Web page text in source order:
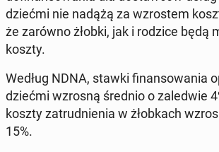
dziećmi nie nadążą za wzro­stem
że zarówno żłobki, jak i rodzice będą
koszty.
Według NDNA, stawki fi­nan­so­wa­nia
dziećmi wzrosną średnio o za­le­d­wie
koszty za­trud­nie­nia w żłob­kach
15%.